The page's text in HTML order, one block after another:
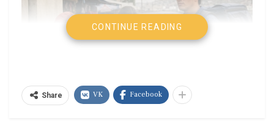
CONTINUE READING
Share VK Facebook